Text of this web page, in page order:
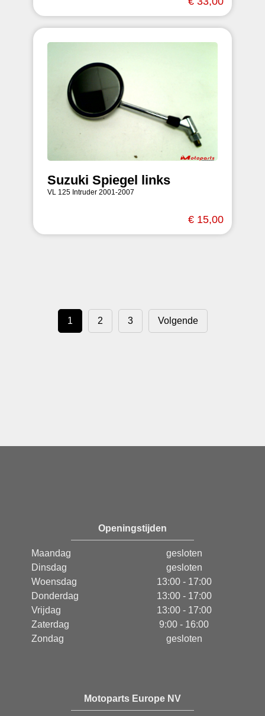
Suzuki Spiegel links
VL 125 Intruder 2001-2007
€ 15,00
1 2 3 Volgende
Openingstijden
Maandag
gesloten
Dinsdag
gesloten
Woensdag
13:00 - 17:00
Donderdag
13:00 - 17:00
Vrijdag
13:00 - 17:00
Zaterdag
9:00 - 16:00
Zondag
gesloten
Motoparts Europe NV